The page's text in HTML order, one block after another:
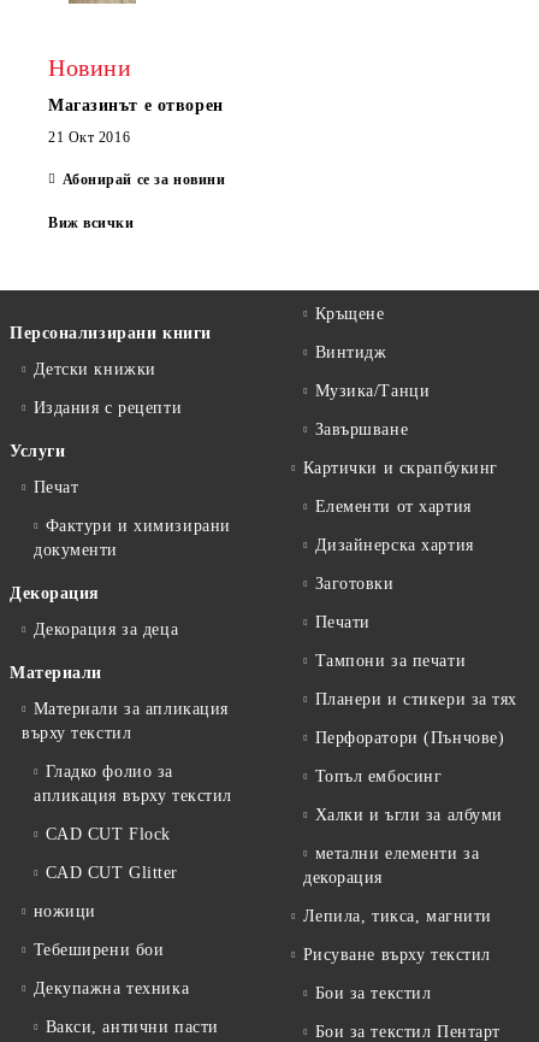
Новини
Магазинът е отворен
21 Окт 2016
Абонирай се за новини
Виж всички
Персонализирани книги
Детски книжки
Издания с рецепти
Услуги
Печат
Фактури и химизирани
документи
Декорация
Декорация за деца
Материали
Материали за апликация
върху текстил
Гладко фолио за
апликация върху текстил
CAD CUT Flock
CAD CUT Glitter
ножици
Тебеширени бои
Декупажна техника
Вакси, антични пасти
Кръщене
Винтидж
Музика/Танци
Завършване
Картички и скрапбукинг
Елементи от хартия
Дизайнерска хартия
Заготовки
Печати
Тампони за печати
Планери и стикери за тях
Перфоратори (Пънчове)
Топъл ембосинг
Халки и ъгли за албуми
метални елементи за
декорация
Лепила, тикса, магнити
Рисуване върху текстил
Бои за текстил
Бои за текстил Пентарт